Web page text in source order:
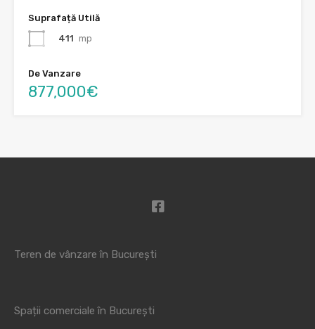
Suprafață Utilă
411 mp
De Vanzare
877,000€
Teren de vânzare în București
Spații comerciale în București